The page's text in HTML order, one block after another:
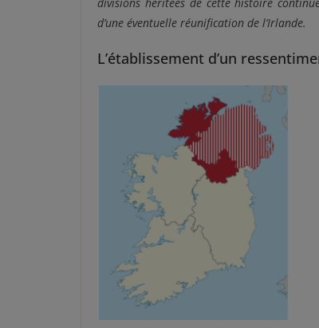
d’une éventuelle réunification de l’Irlande.
L’établissement d’un